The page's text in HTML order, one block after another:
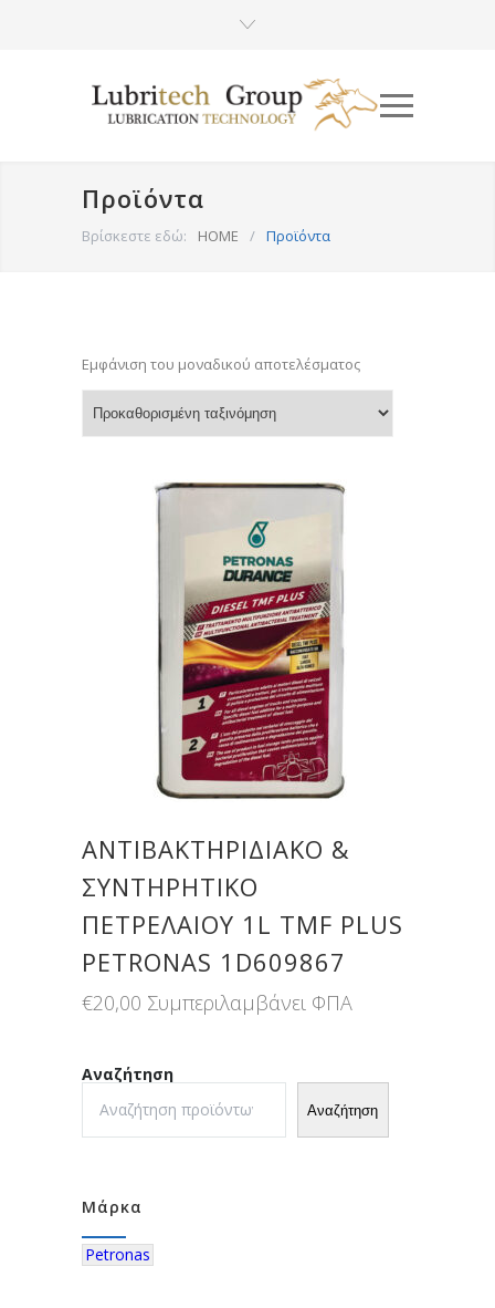
Προϊόντα
Βρίσκεστε εδώ: HOME / Προϊόντα
Εμφάνιση του μοναδικού αποτελέσματος
ΑΝΤΙΒΑΚΤΗΡΙΔΙΑΚΌ &
ΣΥΝΤΗΡΗΤΙΚΌ
ΠΕΤΡΕΛΑΊΟΥ 1L TMF PLUS
PETRONAS 1D609867
€20,00 Συμπεριλαμβάνει ΦΠΑ
Αναζήτηση
Αναζήτηση
Μάρκα
Petronas